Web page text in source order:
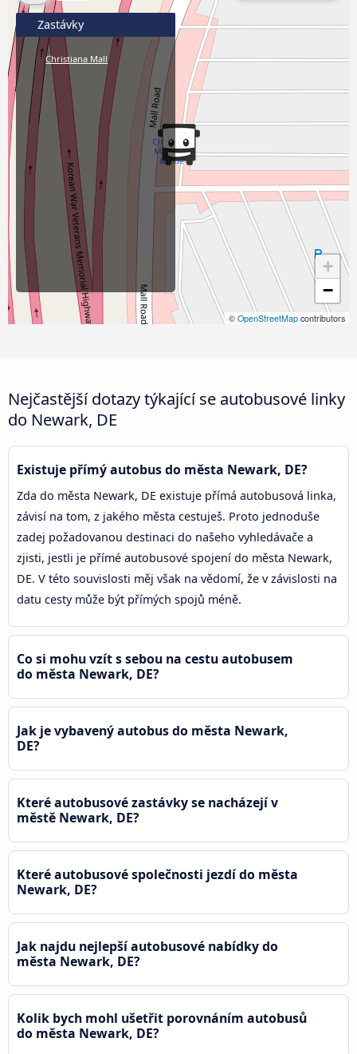
+
−
© OpenStreetMap contributors
Zastávky
Christiana Mall
Nejčastější dotazy týkající se autobusové linky
do Newark, DE
Existuje přímý autobus do města Newark, DE?
Zda do města Newark, DE existuje přímá autobusová linka,
závisí na tom, z jakého města cestuješ. Proto jednoduše
zadej požadovanou destinaci do našeho vyhledávače a
zjisti, jestli je přímé autobusové spojení do města Newark,
DE. V této souvislosti měj však na vědomí, že v závislosti na
datu cesty může být přímých spojů méně.
Co si mohu vzít s sebou na cestu autobusem
do města Newark, DE?
Jak je vybavený autobus do města Newark,
DE?
Které autobusové zastávky se nacházejí v
městě Newark, DE?
Které autobusové společnosti jezdí do města
Newark, DE?
Jak najdu nejlepší autobusové nabídky do
města Newark, DE?
Kolik bych mohl ušetřit porovnáním autobusů
do města Newark, DE?